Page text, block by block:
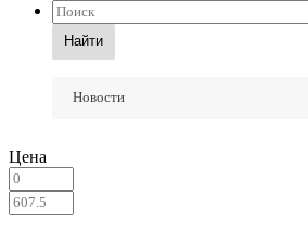
Найти
Новости
Цена